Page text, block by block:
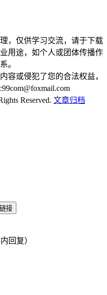
，仅供学习交流，请于下载
用途，如个人或团体传播作
。
容或侵犯了您的合法权益，
Reserved. 文章归档
接
回复）